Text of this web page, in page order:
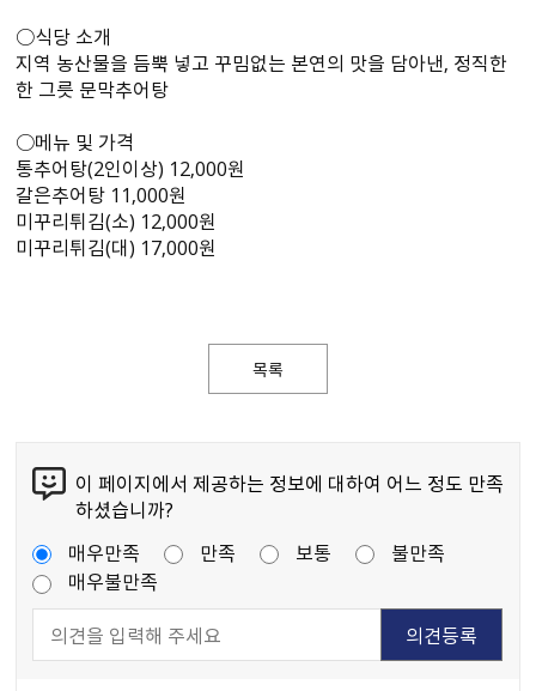
○식당 소개
지역 농산물을 듬뿍 넣고 꾸밈없는 본연의 맛을 담아낸, 정직한
한 그릇 문막추어탕
○메뉴 및 가격
통추어탕(2인이상) 12,000원
갈은추어탕 11,000원
미꾸리튀김(소) 12,000원
미꾸리튀김(대) 17,000원
목록
이 페이지에서 제공하는 정보에 대하여 어느 정도 만족
하셨습니까?
매우만족
만족 보통
불만족
매우불만족